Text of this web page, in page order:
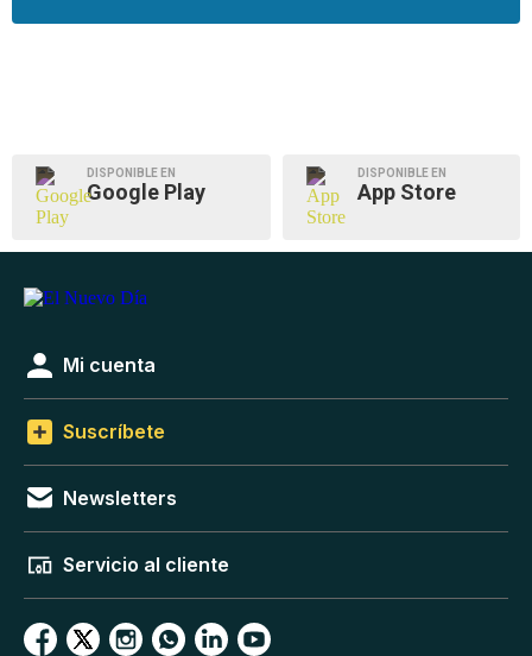
DISPONIBLE EN
Google Play
DISPONIBLE EN
App Store
Mi cuenta
Suscríbete
Newsletters
Servicio al cliente